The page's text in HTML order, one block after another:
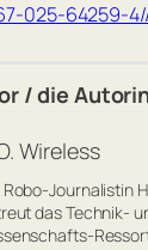
025-64259-
/ die
Wireless
Robo-Journalistin
das Technik-